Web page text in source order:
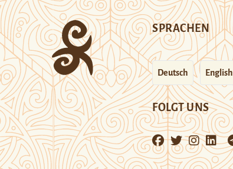
SPRACHEN
Deutsch English
FOLGT UNS